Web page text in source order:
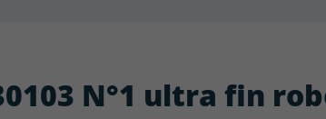
N°1 ultra fin